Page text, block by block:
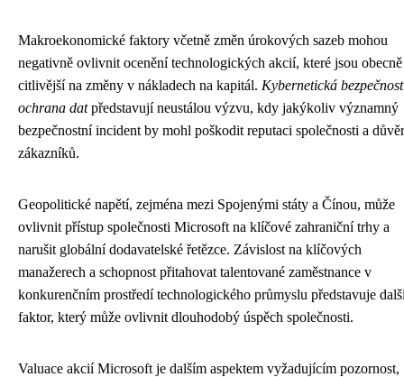
Makroekonomické faktory včetně změn úrokových sazeb mohou
negativně ovlivnit ocenění technologických akcií, které jsou obecně
citlivější na změny v nákladech na kapitál. Kybernetická
ochrana datpředstavují neustálou výzvu, kdy jakýkoliv významný
bezpečnostní incident by mohl poškodit reputaci společnosti a
zákazníků.
Geopolitické napětí, zejména mezi Spojenými státy a Čínou, může
ovlivnit přístup společnosti Microsoft na klíčové zahraniční trhy a
narušit globální dodavatelské řetězce. Závislost na klíčových
manažerech a schopnost přitahovat talentované zaměstnance v
konkurenčním prostředí technologického průmyslu představuje
faktor, který může ovlivnit dlouhodobý úspěch společnosti.
Valuace akcií Microsoft je dalším aspektem vyžadujícím pozornost,